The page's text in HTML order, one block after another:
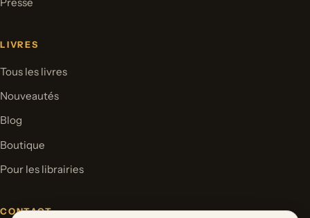
LIVRES
Tous les livres
Nouveautés
Blog
Boutique
Pour les librairies
CONTACT